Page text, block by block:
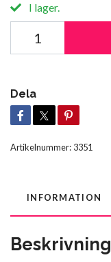
I lager.
Dela
Artikelnummer: 3351
INFORMATION
Beskrivning